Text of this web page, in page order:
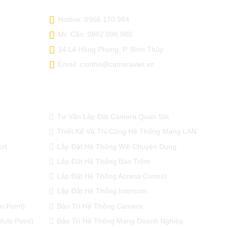
Hotline: 0966.170.984
Mr. Cần: 0982.096.980
14 Lê Hồng Phong, P. Bình Thủy
Email: cantho@cameraviet.vn
Point)
Point)
Tư Vấn Lắp Đặt Camera Quan Sát
Thiết Kế Và Thi Công Hệ Thống Mạng LAN
Lắp Đặt Hệ Thống Wifi Chuyên Dụng
Lắp Đặt Hệ Thống Báo Trộm
Lắp Đặt Hệ Thống Access Control
Lắp Đặt Hệ Thống Intercom
Bảo Trì Hệ Thống Camera
Bảo Trì Hệ Thống Mạng Doanh Nghiệp